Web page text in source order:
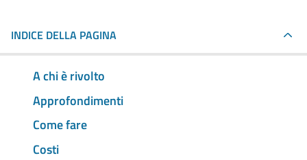
INDICE DELLA PAGINA
A chi è rivolto
Approfondimenti
Come fare
Costi